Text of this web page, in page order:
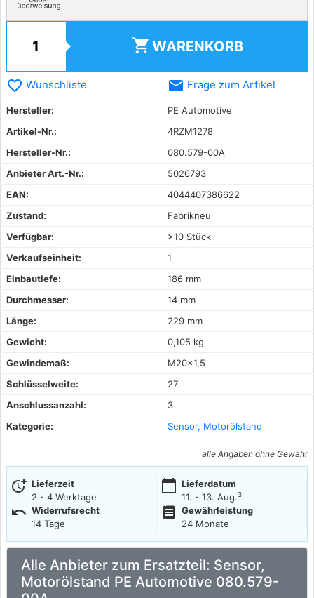
shopping_cart WARENKORB
favorite_border Wunschliste email Frage zum Artikel
Hersteller:
PE Automotive
Artikel-Nr.:
4RZM1278
Hersteller-Nr.:
080.579-00A
Anbieter Art.-Nr.:
5026793
EAN:
4044407386622
Zustand:
Fabrikneu
Verfügbar:
>10 Stück
Verkaufseinheit:
1
Einbautiefe:
186 mm
Durchmesser:
14 mm
Länge:
229 mm
Gewicht:
0,105 kg
Gewindemaß:
M20x1,5
Schlüsselweite:
27
Anschlussanzahl:
3
Kategorie:
Sensor, Motorölstand
alle Angaben ohne Gewähr
more_time Lieferzeit
2 - 4 Werktage
calendar_today Lieferdatum
11. - 13. Aug.3
undo Widerrufsrecht
14 Tage
receipt
Gewährleistung
24 Monate
Alle Anbieter zum Ersatzteil: Sensor,
Motorölstand PE Automotive 080.579-